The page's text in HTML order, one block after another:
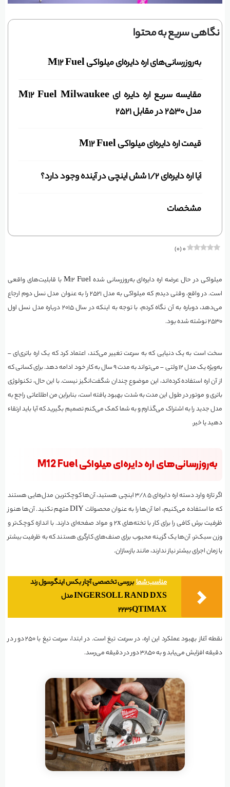
نگاهی سریع به محتوا
به‌روزرسانی‌های اره دایره‌ای میلواکی M12 Fuel
مقایسه سریع اره دایره ای M12 Fuel Milwaukee
مدل ۲۵۳۰ در مقابل ۲۵۲۱
قیمت اره دایره‌ای میلواکی M12 Fuel
آیا اره دایره‌ای ۱/۲ شش اینچی در آینده وجود دارد؟
مشخصات
۰(۰)
میلواکی در حال عرضه اره دایره‌ای به‌روزرسانی شده M12 Fuel با قابلیت‌های واقعی
است. در واقع، وقتی دیدم که میلواکی به مدل ۲۵۲۱ را به عنوان مدل نسل دوم ارجاع
می‌دهد، دوباره به آن نگاه کردم، با توجه به اینکه در سال ۲۰۱۵ درباره مدل نسل اول
۲۵۳۰ نوشته شده بود.
سخت است به یک دنیایی که به سرعت تغییر می‌کند، اعتماد کرد که یک اره باتری‌ای –
به‌ویژه یک مدل ۱۲ ولتی – می‌تواند به مدت ۹ سال به کار خود ادامه دهد. برای کسانی که
از آن اره استفاده کرده‌اند، این موضوع چندان شگفت‌انگیز نیست. با این حال، تکنولوژی
باتری و موتور در طول این مدت به شدت بهبود یافته است، بنابراین من اطلاعاتی راجع به
مدل جدید را به اشتراک می‌گذارم و به شما کمک می‌کنم تصمیم بگیرید که آیا باید ارتقاء
دهید یا خیر.
به‌روزرسانی‌های اره دایره‌ای میلواکی M12 Fuel
اگر تازه وارد دسته اره دایره‌ای ۵ ۳/۸ اینچی هستید، آن‌ها کوچکترین مدل‌هایی هستند
که ما استفاده می‌کنیم، اما آن‌ها را به عنوان محصولات DIY متهم نکنید. آن‌ها هنوز
ظرفیت برش کافی را برای کار با تخته‌های 2x و مواد صفحه‌ای دارند. با اندازه کوچک‌تر و
وزن سبک‌تر، آن‌ها یک گزینه محبوب برای صنف‌های کارگری هستند که به ظرفیت بیشتر
یا زمان اجرای بیشتر نیاز ندارند، مانند بازسازان.
مناسب شمابررسی تخصصی آچار بکس اینگرسول رند
INGERSOLL RAND DXS مدل
2236QTIMAX
نقطه آغاز بهبود عملکرد این اره، در سرعت تیغ است. در ابتدا، سرعت تیغ با ۲۵۰ دور در
دقیقه افزایش می‌یابد و به ۳۸۵۰ دور در دقیقه می‌رسد.